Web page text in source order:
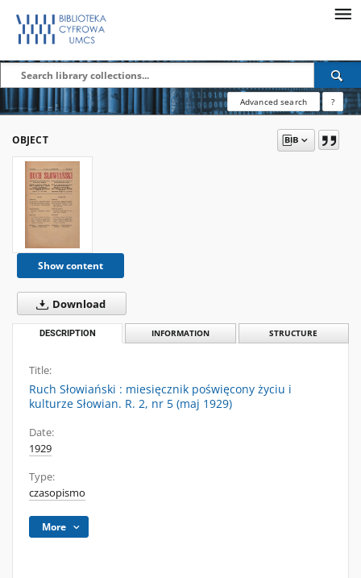
Advanced search ?
OBJECT
Show content
Download
DESCRIPTION INFORMATION STRUCTURE
Title:
Ruch Słowiański : miesięcznik poświęcony życiu i
kulturze Słowian. R. 2, nr 5 (maj 1929)
Date:
1929
Type:
czasopismo
More